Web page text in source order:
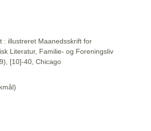
: illustreret Maanedsskrift for
Literatur, Familie- og Foreningsliv
[10]-40, Chicago